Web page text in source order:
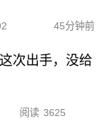
45分钟前
次出手，没给
阅读 3625